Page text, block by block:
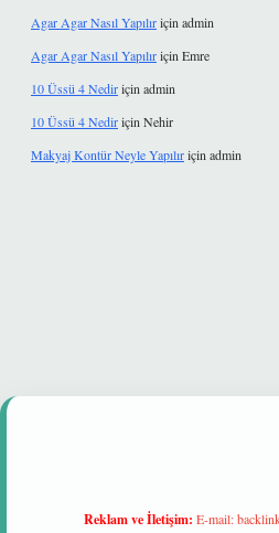
Agar Agar Nasıl Yapılıriçin admin
Agar Agar Nasıl Yapılıriçin Emre
10 Üssü 4 Nediriçin admin
10 Üssü 4 Nediriçin Nehir
Makyaj Kontür Neyle Yapılıriçin admin
güvenilir mi
Reklam ve İletişim: E-mail: